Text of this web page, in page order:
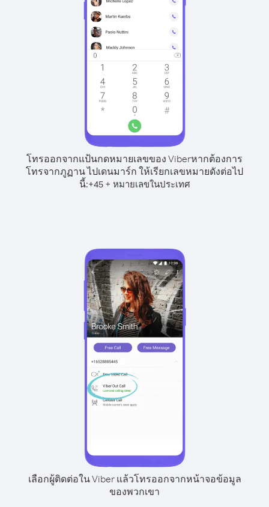
โทรออกจากแป้นกดหมายเลขของ Viberหากต้องการ
โทรจากภูฏาน ไปเดนมาร์ก ให้เรียกเลขหมายดังต่อไป
นี้:+45+ หมายเลขในประเทศ
เลือกผู้ติดต่อใน Viber แล้วโทรออกจากหน้าจอข้อมูล
ของพวกเขา